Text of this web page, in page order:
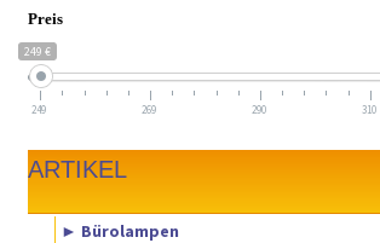
Preis
249 €
249 269 290 310
ARTIKEL
► Bürolampen